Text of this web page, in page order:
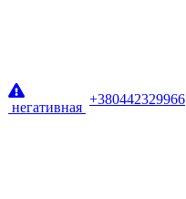
негативная
+380442329966